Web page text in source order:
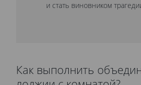
и стать виновником
Как выполнить